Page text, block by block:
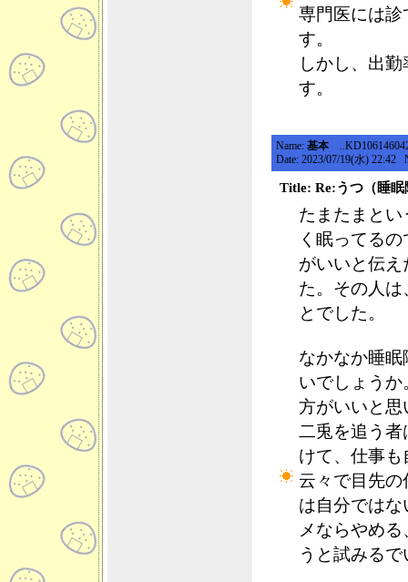
専門医には
す。
しかし、出
す。
Name: 基本
Date: 2023/07/19(水) 22:42
Title: Re:うつ（睡
たまたまと
く眠ってる
がいいと伝
た。その人
とでした。
なかなか睡
いでしょう
方がいいと思
二兎を追う
けて、仕事
云々で目先
は自分では
メならやめ
うと試みる